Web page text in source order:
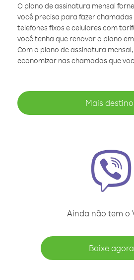
O plano de assinatura mensal
você precisa para fazer
telefones fixos e celulares com
você tenha que renovar o plano
Com o plano de assinatura
economizar nas chamadas que
Mais
Ainda não tem o
Baixe agora